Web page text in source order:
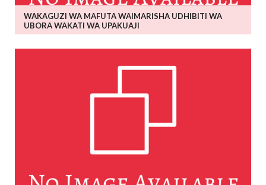
WAKAGUZI WA MAFUTA WAIMARISHA UDHIBITI WA
UBORA WAKATI WA UPAKUAJI